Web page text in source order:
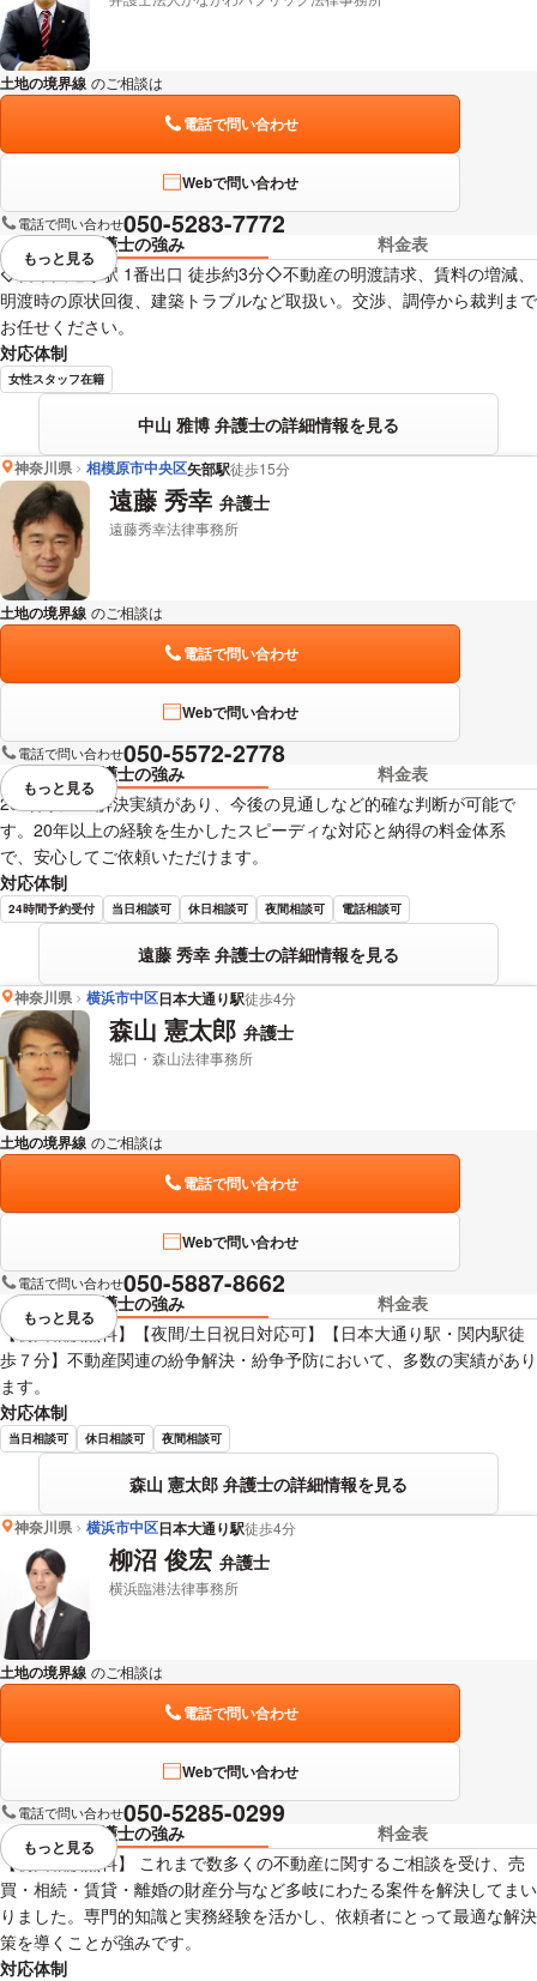
土地の境界線 のご相談は
電話で問い合わせ
Webで問い合わせ
電話で問い合わせ050-5283-7772
弁護士の強み
料金表
◇日本大通り駅 1番出口 徒歩約3分◇不動産の明渡請求、賃料の増減、
明渡時の原状回復、建築トラブルなど取扱い。交渉、調停から裁判まで
お任せください。
対応体制
女性スタッフ在籍
中山 雅博 弁護士の詳細情報を見る
視覚的に省略されている要素を
もっと見る
神奈川県 相模原市中央区矢部駅徒歩15分
遠藤 秀幸 弁護士
遠藤秀幸法律事務所
土地の境界線 のご相談は
電話で問い合わせ
Webで問い合わせ
電話で問い合わせ050-5572-2778
弁護士の強み
料金表
200件以上の解決実績があり、今後の見通しなど的確な判断が可能で
す。20年以上の経験を生かしたスピーディな対応と納得の料金体系
で、安心してご依頼いただけます。
対応体制
24時間予約受付 当日相談可 休日相談可 夜間相談可 電話相談可
遠藤 秀幸 弁護士の詳細情報を見る
視覚的に省略されている要素を
もっと見る
神奈川県 横浜市中区日本大通り駅徒歩4分
森山 憲太郎 弁護士
堀口・森山法律事務所
土地の境界線 のご相談は
電話で問い合わせ
Webで問い合わせ
電話で問い合わせ050-5887-8662
弁護士の強み
料金表
【初回相談無料】【夜間/土日祝日対応可】【日本大通り駅・関内駅徒
歩７分】不動産関連の紛争解決・紛争予防において、多数の実績があり
ます。
対応体制
当日相談可 休日相談可 夜間相談可
森山 憲太郎 弁護士の詳細情報を見る
視覚的に省略されている要素を
もっと見る
神奈川県 横浜市中区日本大通り駅徒歩4分
柳沼 俊宏 弁護士
横浜臨港法律事務所
土地の境界線 のご相談は
電話で問い合わせ
Webで問い合わせ
電話で問い合わせ050-5285-0299
弁護士の強み
料金表
【初回相談無料】 これまで数多くの不動産に関するご相談を受け、売
買・相続・賃貸・離婚の財産分与など多岐にわたる案件を解決してまい
りました。専門的知識と実務経験を活かし、依頼者にとって最適な解決
策を導くことが強みです。
対応体制
視覚的に省略されている要素を
もっと見る